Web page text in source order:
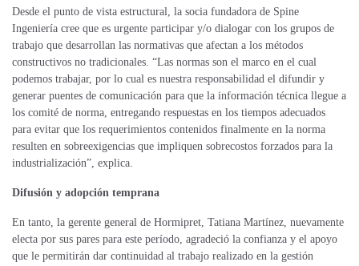
Desde el punto de vista estructural, la socia fundadora de Spine
Ingeniería cree que es urgente participar y/o dialogar con los grupos de
trabajo que desarrollan las normativas que afectan a los métodos
constructivos no tradicionales. “Las normas son el marco en el cual
podemos trabajar, por lo cual es nuestra responsabilidad el difundir y
generar puentes de comunicación para que la información técnica llegue a
los comité de norma, entregando respuestas en los tiempos adecuados
para evitar que los requerimientos contenidos finalmente en la norma
resulten en sobreexigencias que impliquen sobrecostos forzados para la
industrialización”, explica.
Difusión y adopción temprana
En tanto, la gerente general de Hormipret, Tatiana Martínez, nuevamente
electa por sus pares para este período, agradeció la confianza y el apoyo
que le permitirán dar continuidad al trabajo realizado en la gestión